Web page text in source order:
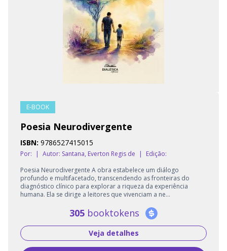
E-BOOK
Poesia Neurodivergente
ISBN: 9786527415015
Por: | Autor: Santana, Everton Regis de |
Edição:
Poesia Neurodivergente A obra estabelece um diálogo
profundo e multifacetado, transcendendo as fronteiras do
diagnóstico clínico para explorar a riqueza da experiência
humana. Ela se dirige a leitores que vivenciam a ne...
305 booktokens
Veja detalhes